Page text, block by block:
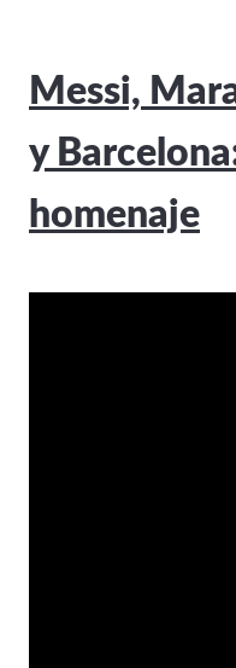
Messi,
y
homenaje